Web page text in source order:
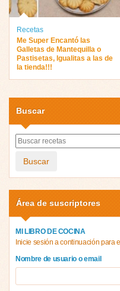
Recetas
Me Super Encantó las
Galletas de Mantequilla o
Pastisetas, Igualitas a las de
la tienda!!!
Buscar
Buscar
Área de suscriptores
MI LIBRO DE COCINA
Inicie sesión a continuación para
Nombre de usuario o email